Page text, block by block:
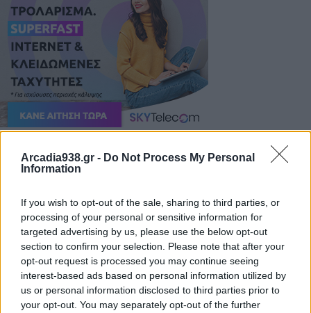
Arcadia938.gr - Do Not Process My Personal
Information
If you wish to opt-out of the sale, sharing to third parties, or
processing of your personal or sensitive information for
targeted advertising by us, please use the below opt-out
section to confirm your selection. Please note that after your
opt-out request is processed you may continue seeing
interest-based ads based on personal information utilized by
us or personal information disclosed to third parties prior to
your opt-out. You may separately opt-out of the further
Με αυτά τα λόγια αναφέρθηκε ο Δήμαρχος
Τρίπολης, κ. Κώστας Τζιούμης στην επιτυχή
διοργάνωση του 4ου Ιστορικού Ράλλυ Τρίπολης, το
οποίο πραγματοποιήθηκε στην πόλη μας το
διήμερο 15-16 Μαρτίου.